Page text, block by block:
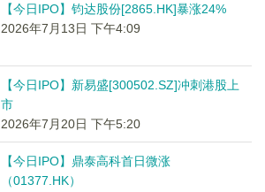
【今日IPO】钧达股份[2865.HK]暴涨24%
2026年7月13日 下午4:09
【今日IPO】新易盛[300502.SZ]冲刺港股上
市
2026年7月20日 下午5:20
【今日IPO】鼎泰高科首日微涨
（01377.HK）